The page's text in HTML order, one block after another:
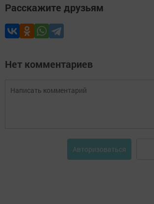
Расскажите друзьям
Нет комментариев
Авторизоваться